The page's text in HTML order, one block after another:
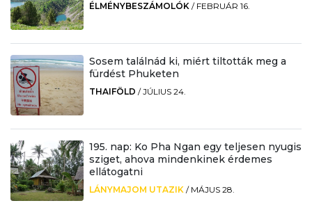
ÉLMÉNYBESZÁMOLÓK / FEBRUÁR 16.
Sosem találnád ki, miért tiltották meg a
fürdést Phuketen
THAIFÖLD /JÚLIUS 24.
195. nap: Ko Pha Ngan egy teljesen nyugis
sziget, ahova mindenkinek érdemes
ellátogatni
LÁNYMAJOM UTAZIK / MÁJUS 28.